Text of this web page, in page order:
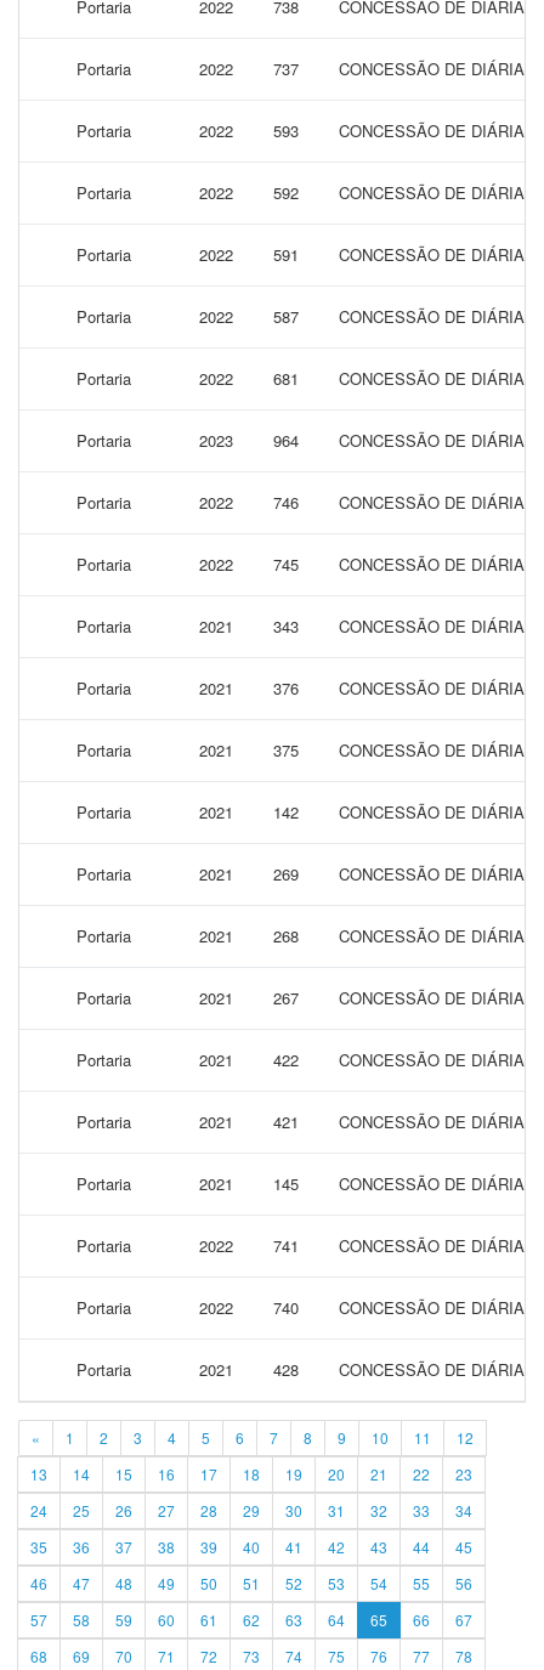
Portaria 2022 738 CONCESSÃO DE DIÁRIAS
Portaria 2022 737 CONCESSÃO DE DIÁRIAS
Portaria 2022 593 CONCESSÃO DE
Portaria 2022 592 CONCESSÃO DE
Portaria 2022 591 CONCESSÃO DE
Portaria 2022 587 CONCESSÃO DE
Portaria 2022 681 CONCESSÃO DE DIÁRIAS
Portaria 2023 964 CONCESSÃO DE DIÁRIAS
Portaria 2022 746 CONCESSÃO DE DIÁRIAS
Portaria 2022 745 CONCESSÃO DE DIÁRIAS
Portaria 2021 343 CONCESSÃO DE DIÁRIAS
Portaria 2021 376 CONCESSÃO DE DIÁRIAS
Portaria 2021 375 CONCESSÃO DE DIÁRIAS
Portaria 2021 142 CONCESSÃO DE DIÁRIAS
Portaria 2021 269 CONCESSÃO DE DIÁRIAS
Portaria 2021 268 CONCESSÃO DE DIÁRIAS
Portaria 2021 267 CONCESSÃO DE DIÁRIAS
Portaria 2021 422 CONCESSÃO DE DIÁRIAS
Portaria 2021 421 CONCESSÃO DE DIÁRIAS
Portaria 2021 145 CONCESSÃO DE DIÁRIAS
Portaria 2022 741 CONCESSÃO DE DIÁRIAS
Portaria 2022 740 CONCESSÃO DE DIÁRIAS
Portaria 2021 428 CONCESSÃO DE DIÁRIAS
« 1 2 3 4 5 6 7 8 9 10 11
12
13
14 15 16 17 18 19 20 21 22
23
24
25 26 27 28 29 30 31 32 33
34
35
36 37 38 39 40 41 42 43 44
45
46
47 48 49 50 51 52 53 54 55
56
57
58 59 60 61 62 63 64 65 66
67
68
69 70 71 72 73 74 75 76 77 78